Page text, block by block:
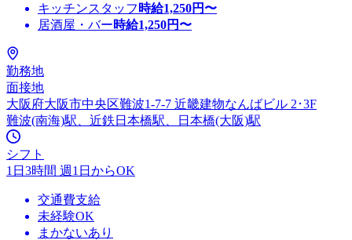
キッチンスタッフ 時給1,250円〜
居酒屋・バー時給1,250円〜
勤務地
面接地
大阪府大阪市中央区難波1-7-7 近畿建物なんばビル 2･3F
難波(南海)駅、近鉄日本橋駅、日本橋(大阪)駅
シフト
1日3時間 週1日からOK
交通費支給
未経験OK
まかないあり